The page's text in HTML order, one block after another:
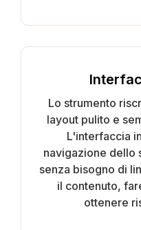
Lo strumento
layout pulito e
L'interfaccia
navigazione dello
senza bisogno di
il contenuto,
ottenere